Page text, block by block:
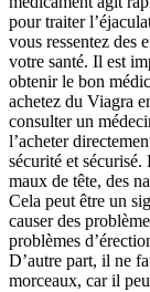
pour traiter
vous ressentez des
votre santé. Il est
obtenir le bon
achetez du Viagra
consulter un
l’acheter
sécurité et
maux de tête, des
Cela peut être un
causer des
problèmes
D’autre part, il ne
morceaux, car il